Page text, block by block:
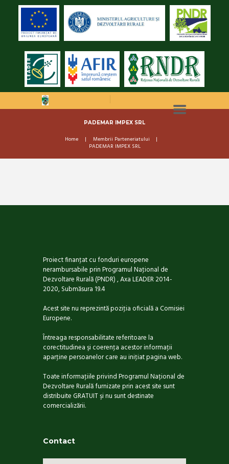
PADEMAR IMPEX SRL
Home
Membrii Parteneriatului
PADEMAR IMPEX SRL
Proiect finanţat cu fonduri europene
nerambursabile prin Programul Naţional de
Dezvoltare Rurală (PNDR) , Axa LEADER 2014-
2020, Submăsura 19.4
Acest site nu reprezintă poziţia oficială a Comisiei
Europene.
Întreaga responsabilitate referitoare la
corectitudinea şi coerenţa acestor informaţii
aparţine persoanelor care au iniţiat pagina web.
Toate informaţiile privind Programul Național de
Dezvoltare Rurală furnizate prin acest site sunt
distribuite GRATUIT şi nu sunt destinate
comercializării.
Contact